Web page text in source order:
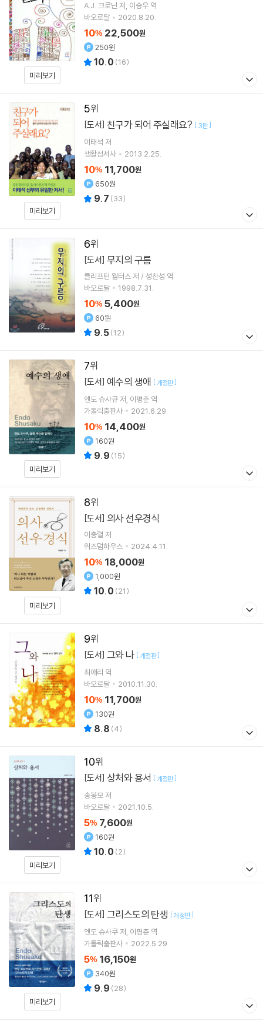
미리보기
A.J. 크로닌 저 이승우 역
바오로딸
2020.8.20.
10% 22,500원
250원
10.0 (16)
5
미리보기
[도서] 친구가 되어 주실래요? [ 3판]
이태석 저
생활성서사
2013.2.25.
10% 11,700원
650원
9.7 (33)
6
[도서] 무지의 구름
클리프턴 월터스 저 / 성찬성 역
바오로딸
1998.7.31.
10% 5,400원
60원
9.5(12)
7
미리보기
[도서] 예수의 생애 [개정판]
엔도 슈사큐저 이평춘 역
가톨릭출판사
2021.6.29.
10% 14,400원
160원
9.9 (15)
8
미리보기
[도서] 의사 선우경식
이충렬 저
위즈덤하우스
2024.4.11.
10% 18,000원
1,000원
10.0 (21)
9
[도서] 그와 나 [개정판]
최애리 역
바오로딸
2010.11.30.
10% 11,700원
130원
8.8 (4)
10
미리보기
[도서] 상처와 용서 [개정판]
송봉모 저
바오로딸
2021.10.5.
5% 7,600원
160원
10.0 (2)
11
미리보기
[도서] 그리스도의 탄생 [개정판]
엔도 슈사쿠저 이평춘 역
가톨릭출판사
2022.5.29.
5% 16,150원
340원
9.9 (28)